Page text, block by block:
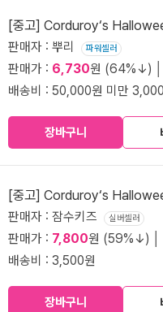
[중고] Corduroy‘s
판매자 : 뿌리 파워셀러
판매가 : 6,730원 (64%↓) │
배송비 : 50,000원 미만
장바구니
[중고] Corduroy‘s
판매자 : 잠수키즈 실버셀러
판매가 : 7,800원 (59%↓) │
배송비 : 3,500원
장바구니